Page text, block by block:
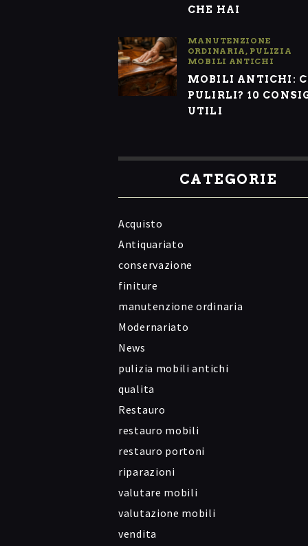
CHE HAI
MANUTENZIONE
ORDINARIA, PULIZIA
MOBILI ANTICHI
MOBILI ANTICHI:
PULIRLI? 10
UTILI
CATEGORIE
Acquisto
Antiquariato
conservazione
finiture
manutenzione ordinaria
Modernariato
News
pulizia mobili antichi
qualita
Restauro
restauro mobili
restauro portoni
riparazioni
valutare mobili
valutazione mobili
vendita